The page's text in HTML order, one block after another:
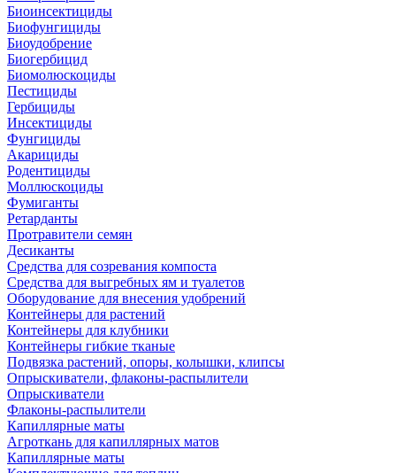
Биоинсектициды
Биофунгициды
Биоудобрение
Биогербицид
Биомолюскоциды
Пестициды
Гербициды
Инсектициды
Фунгициды
Акарициды
Родентициды
Моллюскоциды
Фумиганты
Ретарданты
Протравители семян
Десиканты
Средства для созревания компоста
Средства для выгребных ям и туалетов
Оборудование для внесения удобрений
Контейнеры для растений
Контейнеры для клубники
Контейнеры гибкие тканые
Подвязка растений, опоры, колышки, клипсы
Опрыскиватели, флаконы-распылители
Опрыскиватели
Флаконы-распылители
Капиллярные маты
Агроткань для капиллярных матов
Капиллярные маты